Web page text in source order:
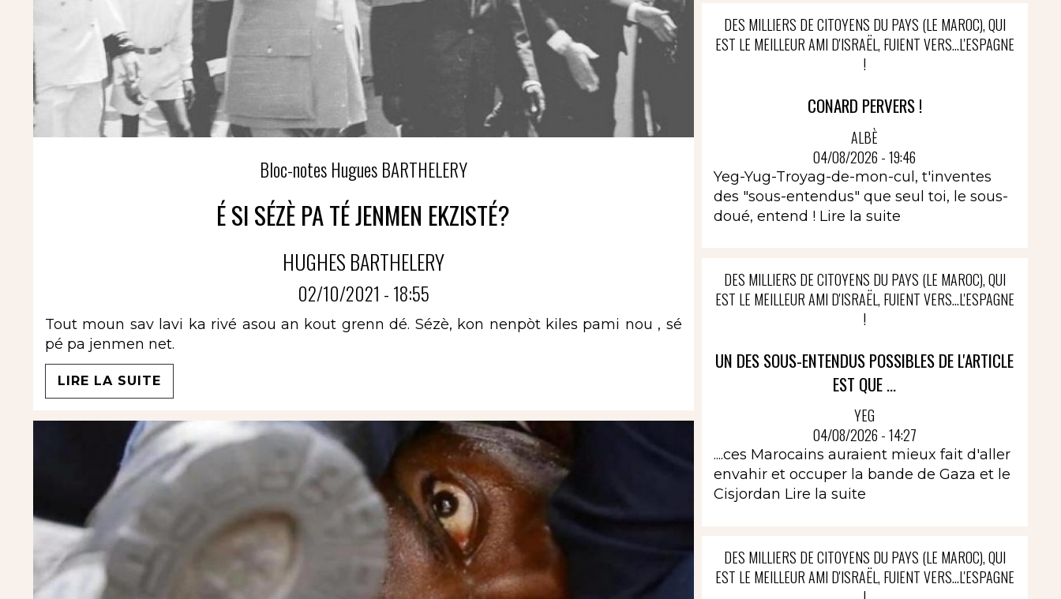
Bloc-notes Hugues BARTHELERY
É SI SÉZÈ PA TÉ JENMEN EKZISTÉ?
HUGHES BARTHELERY
02/10/2021 - 18:55
Tout moun sav lavi ka rivé asou an kout grenn dé. Sézè, kon nenpòt kiles pami nou , sé
pé pa jenmen net.
LIRE LA SUITE
DES MILLIERS DE CITOYENS DU PAYS (LE MAROC), QUI
EST LE MEILLEUR AMI D'ISRAËL, FUIENT VERS...L'ESPAGNE
!
CONARD PERVERS !
ALBÈ
04/08/2026 - 19:46
Yeg-Yug-Troyag-de-mon-cul, t'inventes
des "sous-entendus" que seul toi, le sous-
doué, entend ! Lire la suite
DES MILLIERS DE CITOYENS DU PAYS (LE MAROC), QUI
EST LE MEILLEUR AMI D'ISRAËL, FUIENT VERS...L'ESPAGNE
!
UN DES SOUS-ENTENDUS POSSIBLES DE L'ARTICLE
EST QUE ...
YEG
04/08/2026 - 14:27
....ces Marocains auraient mieux fait d'aller
envahir et occuper la bande de Gaza et le
Cisjordan Lire la suite
DES MILLIERS DE CITOYENS DU PAYS (LE MAROC), QUI
EST LE MEILLEUR AMI D'ISRAËL, FUIENT VERS...L'ESPAGNE